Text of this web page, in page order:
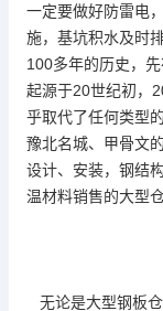
一定要做好防雷电
施，基坑积水及时
100多年的历史，
起源于20世纪初，
乎取代了任何类型
豫北名城、甲骨文
设计、安装，钢结
温材料销售的大型
无论是大型钢板仓